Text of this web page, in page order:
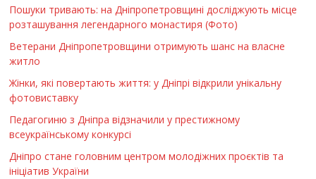
Пошуки тривають: на Дніпропетровщині досліджують місце
розташування легендарного монастиря (Фото)
Ветерани Дніпропетровщини отримують шанс на власне
житло
Жінки, які повертають життя: у Дніпрі відкрили унікальну
фотовиставку
Педагогиню з Дніпра відзначили у престижному
всеукраїнському конкурсі
Дніпро стане головним центром молодіжних проєктів та
ініціатив України